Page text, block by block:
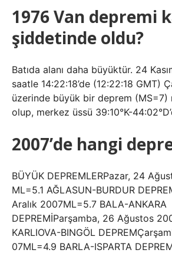
1976 Van depremi
şiddetinde oldu?
Batıda alanı daha büyüktür. 24
saatle 14:22:18’de (12:22:18 GMT)
üzerinde büyük bir deprem (MS=7)
olup, merkez üssü 39:10°K-
2007’de hangi
BÜYÜK DEPREMLERPazar, 24
ML=5.1 AĞLASUN-BURDUR
Aralık 2007ML=5.7 BALA-ANKARA
DEPREMİParşamba, 26 Ağustos
KARLIOVA-BINGÖL
07ML=4.9 BARLA-ISPARTA